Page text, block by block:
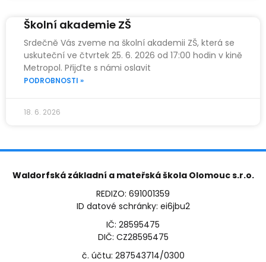
Školní akademie ZŠ
Srdečně Vás zveme na školní akademii ZŠ, která se
uskuteční ve čtvrtek 25. 6. 2026 od 17:00 hodin v kině
Metropol. Přijďte s námi oslavit
PODROBNOSTI »
18. 6. 2026
Waldorfská základní a mateřská škola Olomouc s.r.o.
REDIZO: 691001359
ID datové schránky: ei6jbu2
IČ: 28595475
DIČ: CZ28595475
č. účtu: 287543714/0300